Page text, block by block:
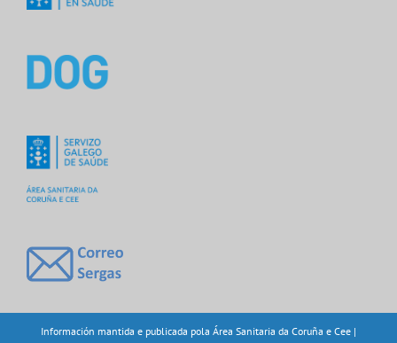
Información mantida e publicada pola Área Sanitaria da Coruña e Cee |